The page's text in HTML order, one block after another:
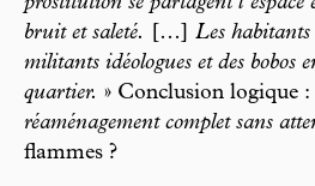
bruit et saleté.
[…] Les habitants
militants idéologues et des bobos
quartier. » Conclusion logique :
réaménagement complet sans
flammes ?